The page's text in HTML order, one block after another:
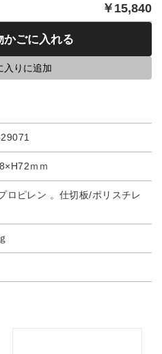
￥ 15,840
かごに入れる
入りに追加
ｍｍ
ロピレン 。仕切板/ポリスチレ